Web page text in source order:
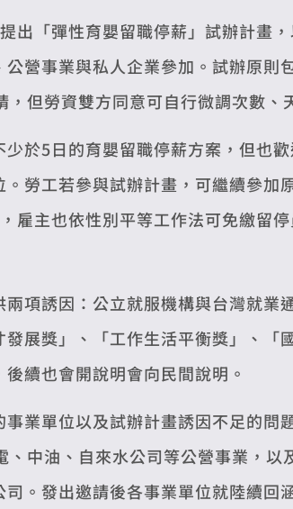
出「彈性育嬰留職停薪」試辦計畫
營事業與私人企業參加。試辦原則
但勞資雙方同意可自行微調次數、
於5日的育嬰留職停薪方案，但也
勞工若參與試辦計畫，可繼續參加
雇主也依性別平等工作法可免繳留
項誘因：公立就服機構與台灣就業
展獎」、「工作生活平衡獎」、「
續也會開說明會向民間說明。
業單位以及試辦計畫誘因不足的問
中油、自來水公司等公營事業，以
。發出邀請後各事業單位就陸續回